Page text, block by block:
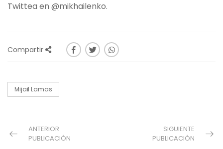
Twittea en @mikhailenko.
Compartir
Mijail Lamas
ANTERIOR
PUBLICACIÓN
SIGUIENTE
PUBLICACIÓN